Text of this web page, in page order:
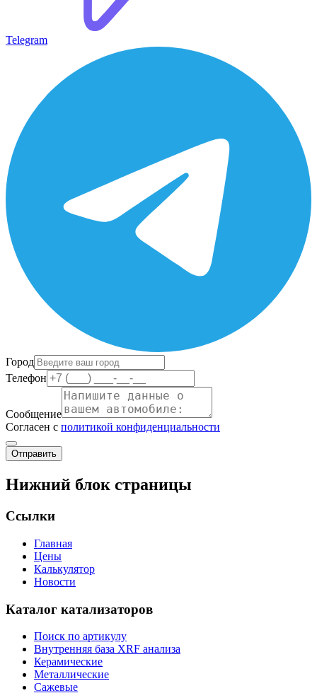
Telegram
Город
Телефон
Сообщение
Согласен с политикой конфиденциальности
Отправить
Нижний блок страницы
Ссылки
Главная
Цены
Калькулятор
Новости
Каталог катализаторов
Поиск по артикулу
Внутренняя база XRF анализа
Керамические
Металлические
Сажевые